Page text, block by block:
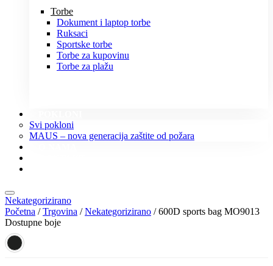
Torbe
Dokument i laptop torbe
Ruksaci
Sportske torbe
Torbe za kupovinu
Torbe za plažu
Svi pokloni
MAUS – nova generacija zaštite od požara
Nekategorizirano
Početna /Trgovina /Nekategorizirano / 600D sports bag MO9013
Dostupne boje